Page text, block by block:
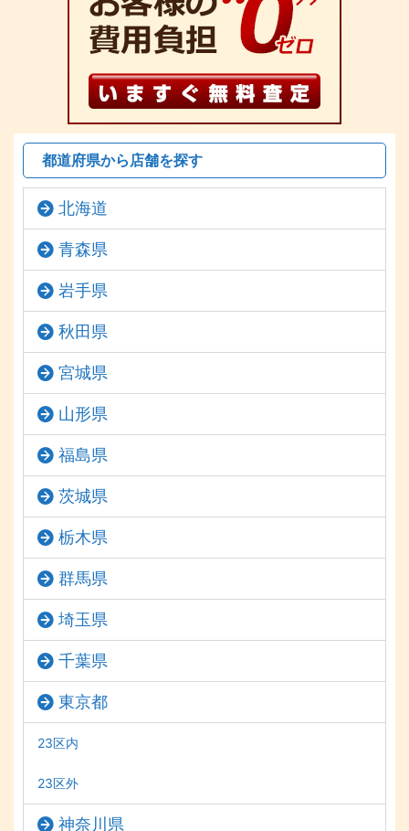
都道府県から店舗を探す
北海道
青森県
岩手県
秋田県
宮城県
山形県
福島県
茨城県
栃木県
群馬県
埼玉県
千葉県
東京都
23区内
23区外
神奈川県